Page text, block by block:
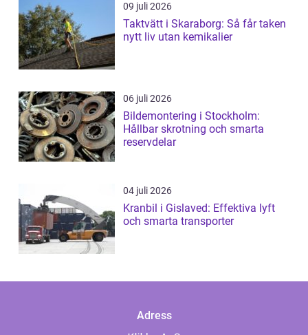
09 juli 2026
Taktvätt i Skaraborg: Så får taken
nytt liv utan kemikalier
06 juli 2026
Bildemontering i Stockholm:
Hållbar skrotning och smarta
reservdelar
04 juli 2026
Kranbil i Gislaved: Effektiva lyft
och smarta transporter
Adress